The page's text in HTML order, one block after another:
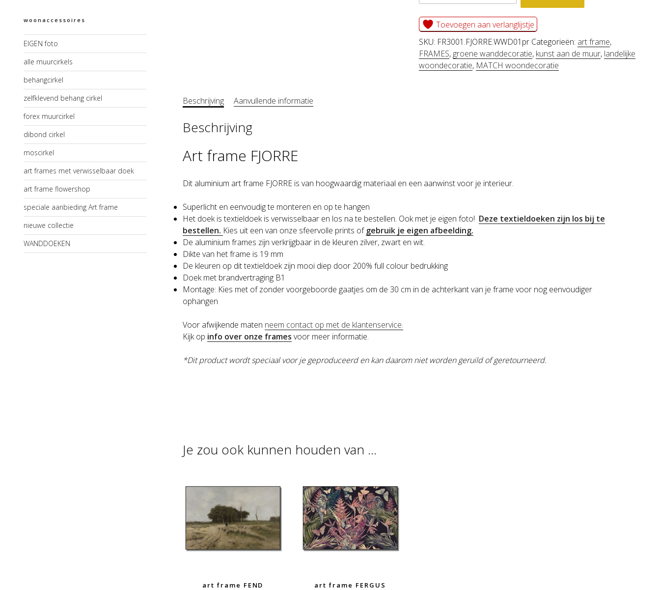
frame
FJORRE
aantal
Toevoegen aan verlanglijstje
SKU: FR3001.FJORRE.WWD01pr Categorieën: art frame,
FRAMES, groene wanddecoratie, kunst aan de muur, landelijke
woondecoratie, MATCH woondecoratie
Beschrijving Aanvullende informatie
Beschrijving
Art frame FJORRE
Dit aluminium art frame FJORRE is van hoogwaardig materiaal en een aanwinst voor je interieur.
Superlicht en eenvoudig te monteren en op te hangen
Het doek is textieldoek is verwisselbaar en los na te bestellen. Ook met je eigen foto! Deze textieldoeken zijn los bij te
bestellen. Kies uit een van onze sfeervolle prints of gebruik je eigen afbeelding.
De aluminium frames zijn verkrijgbaar in de kleuren zilver, zwart en wit.
Dikte van het frame is 19 mm
De kleuren op dit textieldoek zijn mooi diep door 200% full colour bedrukking
Doek met brandvertraging B1
Montage: Kies met of zonder voorgeboorde gaatjes om de 30 cm in de achterkant van je frame voor nog eenvoudiger
ophangen
Voor afwijkende maten neem contact op met de klantenservice.
Kijk op info over onze frames voor meer informatie.
*Dit product wordt speciaal voor je geproduceerd en kan daarom niet worden geruild of geretourneerd.
Je zou ook kunnen houden van …
art frame FEND art frame FERGUS
woonaccessoires
EIGEN foto
alle muurcirkels
behangcirkel
zelfklevend behang cirkel
forex muurcirkel
dibond cirkel
moscirkel
art frames met verwisselbaar doek
art frame flowershop
speciale aanbieding Art frame
nieuwe collectie
WANDDOEKEN